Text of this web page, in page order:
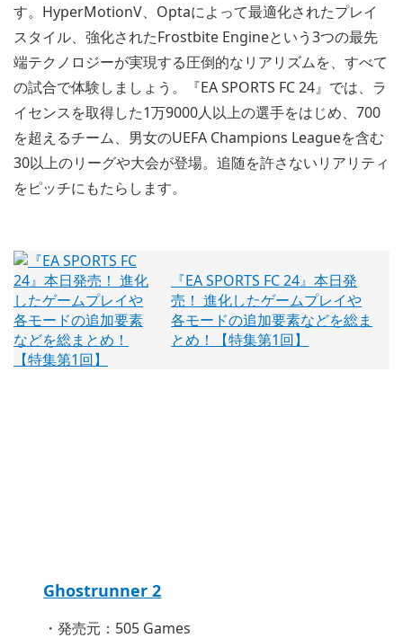
す。HyperMotionV、Optaによって最適化されたプレイ
スタイル、強化されたFrostbite Engineという3つの最先
端テクノロジーが実現する圧倒的なリアリズムを、すべて
の試合で体験しましょう。『EA SPORTS FC 24』では、ラ
イセンスを取得した1万9000人以上の選手をはじめ、700
を超えるチーム、男女のUEFA Champions Leagueを含む
30以上のリーグや大会が登場。追随を許さないリアリティ
をピッチにもたらします。
『EA SPORTS FC 24』本日発
売！ 進化したゲームプレイや
各モードの追加要素などを総ま
とめ！【特集第1回】
Ghostrunner 2
・発売元：505 Games